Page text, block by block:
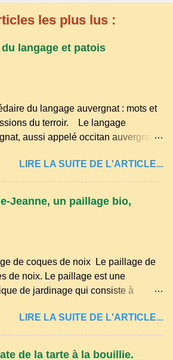
les plus lus :
langage et patois
du langage auvergnat : mots et
du terroir. Le langage
aussi appelé occitan auvergnat ,
en Auvergne et dans
parties du Massif central . Il
classé parmi les dialectes du nord-
on trouve des mots typiques
"agourer" (s'accroupir) ou "aze"
aussi pour désigner quelqu'un
particulièrement du Puy-de-
. A Adrillier : arbres de la famille...
LIRE LA SUITE DE L'ARTICLE...
Jeanne, un paillage bio,
de coques de noix Le paillage de
de noix. Le paillage est une
de jardinage qui consiste à
minéraux ou synthétiques pour
et améliorer sa fertilité. Il
plusieurs avantages : Réduction
LIRE LA SUITE DE L'ARTICLE...
de la tarte à la bouillie.